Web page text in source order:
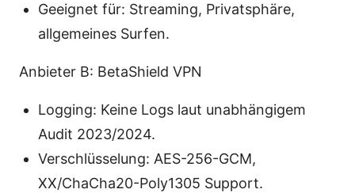
Geeignet für: Streaming, Privatsphäre,
allgemeines Surfen.
Anbieter B: BetaShield VPN
Logging: Keine Logs laut unabhängigem
Audit 2023/2024.
Verschlüsselung: AES-256-GCM,
XX/ChaCha20-Poly1305 Support.